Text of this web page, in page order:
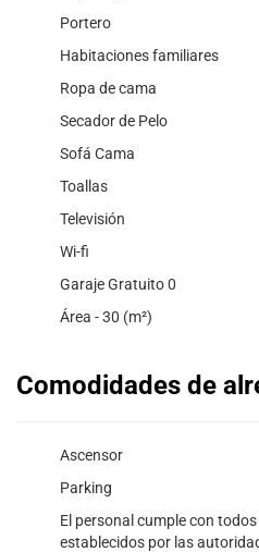
Portero
Habitaciones familiares
Ropa de cama
Secador de Pelo
Sofá Cama
Toallas
Televisión
Wi-fi
Garaje Gratuito 0
Área - 30 (m²)
Comodidades de
Ascensor
Parking
El personal cumple con
establecidos por las